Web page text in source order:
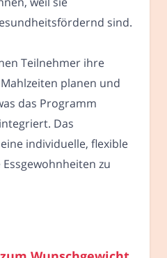
sind.
Teilnehmer ihre
planen und
das Programm
Das
individuelle, flexible
zu